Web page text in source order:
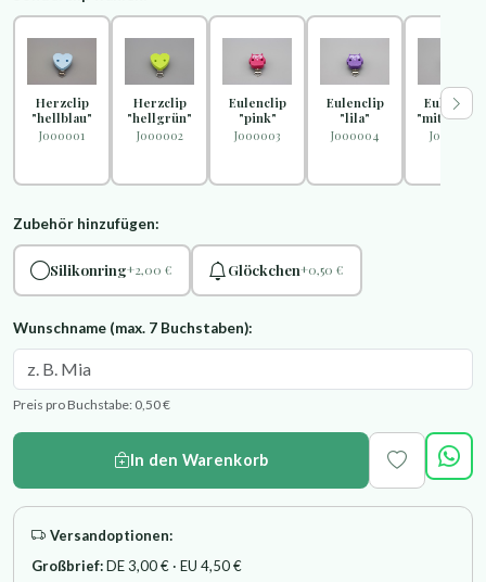
Herzclip
"hellblau"
J000001
Herzclip
"hellgrün"
J000002
Eulenclip
"pink"
J000003
Eulenclip
"lila"
J000004
Eulenclip
J000005
Zubehör hinzufügen:
Silikonring+2,00 € Glöckchen+0,50 €
Wunschname (max. 7 Buchstaben):
Preis pro Buchstabe: 0,50 €
In den Warenkorb
Versandoptionen:
Großbrief:DE 3,00 € · EU 4,50 €